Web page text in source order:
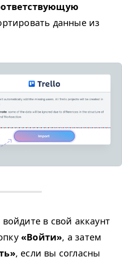
данные из
в свой аккаунт
«Войти», а затем
, если вы согласны